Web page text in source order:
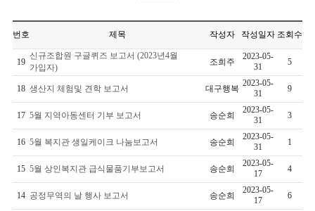
번호 제목 작성자 작성일자 조회수
19
신규조합원 구글퀴즈 보고서 (2023년4월
가입자)
조희주
2023-05-
31
5
18 생산지 체험및 견학 보고서 대구행복
2023-05-
31
9
17 5월 지역아동센터 기부 보고서 송순희
2023-05-
31
3
16 5월 복지관 생일케이크 나눔보고서 송순희
2023-05-
31
1
15 5월 상인복지관 급식물품기부보고서 송순희
2023-05-
17
4
14 공정무역의 날 행사 보고서 송순희
2023-05-
17
6